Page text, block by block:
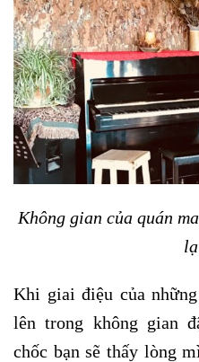
Không gian của quán
Khi giai điệu của
lên trong không gian
chốc bạn sẽ thấy lòng